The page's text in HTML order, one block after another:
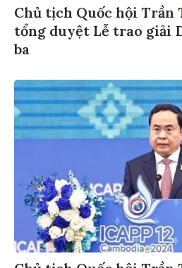
Chủ tịch Quốc hội Trần
tổng duyệt Lễ trao giải
ba